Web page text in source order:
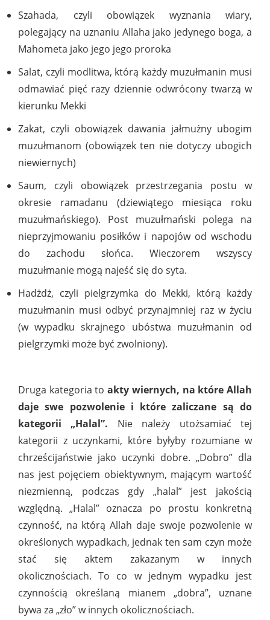
Szahada, czyli obowiązek wyznania wiary,
polegający na uznaniu Allaha jako jedynego boga, a
Mahometa jako jego jego proroka
Salat, czyli modlitwa, którą każdy muzułmanin musi
odmawiać pięć razy dziennie odwrócony twarzą w
kierunku Mekki
Zakat, czyli obowiązek dawania jałmużny ubogim
muzułmanom (obowiązek ten nie dotyczy ubogich
niewiernych)
Saum, czyli obowiązek przestrzegania postu w
okresie ramadanu (dziewiątego miesiąca roku
muzułmańskiego). Post muzułmański polega na
nieprzyjmowaniu posiłków i napojów od wschodu
do zachodu słońca. Wieczorem wszyscy
muzułmanie mogą najeść się do syta.
Hadżdż, czyli pielgrzymka do Mekki, którą każdy
muzułmanin musi odbyć przynajmniej raz w życiu
(w wypadku skrajnego ubóstwa muzułmanin od
pielgrzymki może być zwolniony).
Druga kategoria toakty wiernych, na które Allah
daje swe pozwolenie i które zaliczane są do
kategorii „Halal”. Nie należy utożsamiać tej
kategorii z uczynkami, które byłyby rozumiane w
chrześcijaństwie jako uczynki dobre. „Dobro” dla
nas jest pojęciem obiektywnym, mającym wartość
niezmienną, podczas gdy „halal” jest jakością
względną. „Halal” oznacza po prostu konkretną
czynność, na którą Allah daje swoje pozwolenie w
określonych wypadkach, jednak ten sam czyn może
stać się aktem zakazanym w innych
okolicznościach. To co w jednym wypadku jest
czynnością określaną mianem „dobra”, uznane
bywa za „zło” w innych okolicznościach.